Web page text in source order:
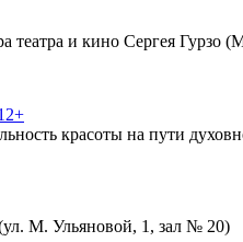
театра и кино Сергея Гурзо
красоты на пути
М. Ульяновой, 1, зал № 20)